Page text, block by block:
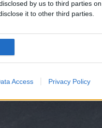
by us to third parties
it to other third parties.
Access Privacy Policy